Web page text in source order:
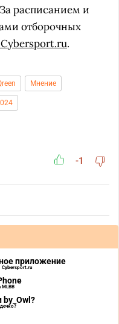
расписанием и
отборочных
.
Мнение
-1
приложение
Cybersport.ru
MLBB
by_Owl?